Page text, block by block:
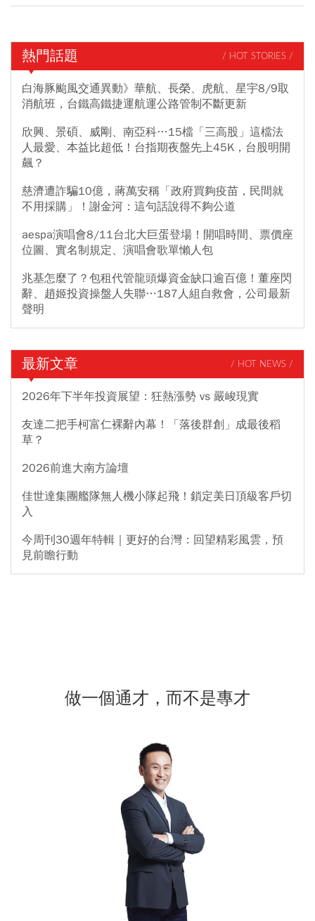
熱門話題 / HOT STORIES /
白海豚颱風交通異動》華航、長榮、虎航、星宇8/9取
消航班，台鐵高鐵捷運航運公路管制不斷更新
欣興、景碩、威剛、南亞科…15檔「三高股」這檔法
人最愛、本益比超低！台指期夜盤先上45K，台股明開
飆？
慈濟遭詐騙10億，蔣萬安稱「政府買夠疫苗，民間就
不用採購」！謝金河：這句話說得不夠公道
aespa演唱會8/11台北大巨蛋登場！開唱時間、票價座
位圖、實名制規定、演唱會歌單懶人包
兆基怎麼了？包租代管龍頭爆資金缺口逾百億！董座閃
辭、趙姬投資操盤人失聯…187人組自救會，公司最新
聲明
最新文章 / HOT NEWS /
2026年下半年投資展望：狂熱漲勢 vs 嚴峻現實
友達二把手柯富仁裸辭內幕！「落後群創」成最後稻
草？
2026前進大南方論壇
佳世達集團艦隊無人機小隊起飛！鎖定美日頂級客戶切
入
今周刊30週年特輯｜更好的台灣：回望精彩風雲，預
見前瞻行動
做一個通才，而不是專才